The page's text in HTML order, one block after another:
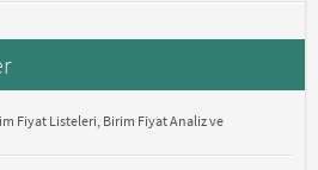
Fiyat Listeleri, Birim Fiyat Analiz ve